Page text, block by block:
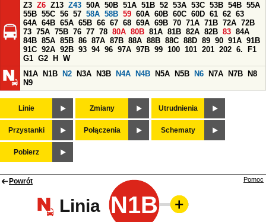
Z3 Z6 Z13 Z43 50A 50B 51A 51B 52 53A 53C 53B 54B 55A
55B 55C 56 57 58A 58B 59 60A 60B 60C 60D 61 62 63
64A 64B 65A 65B 66 67 68 69A 69B 70 71A 71B 72A 72B
73 75A 75B 76 77 78 80A 80B 81A 81B 82A 82B 83 84A
84B 85A 85B 86 87A 87B 88A 88B 88C 88D 89 90 91A 91B
91C 92A 92B 93 94 96 97A 97B 99 100 101 201 202 6.
F1
G1 G2 H
W
N1A
N1B N2 N3A N3B N4A N4B N5A N5B N6 N7A N7B
N8
N9
Linie Zmiany Utrudnienia
Przystanki Połączenia Schematy
Pobierz
Powrót
Linia N1B
Pomoc